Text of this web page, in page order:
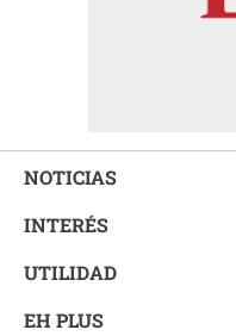
NOTICIAS
INTERÉS
UTILIDAD
EH PLUS